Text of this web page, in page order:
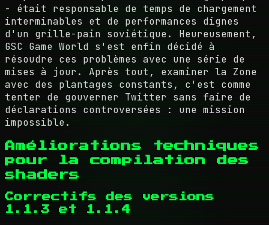
- était responsable de temps de chargement
interminables et de performances dignes
d'un grille-pain soviétique. Heureusement,
GSC Game World s'est enfin décidé à
résoudre ces problèmes avec une série de
mises à jour. Après tout, examiner la Zone
avec des plantages constants, c'est comme
tenter de gouverner Twitter sans faire de
déclarations controversées : une mission
impossible.
Améliorations techniques
pour la compilation des
shaders
Correctifs des versions
1.1.3 et 1.1.4